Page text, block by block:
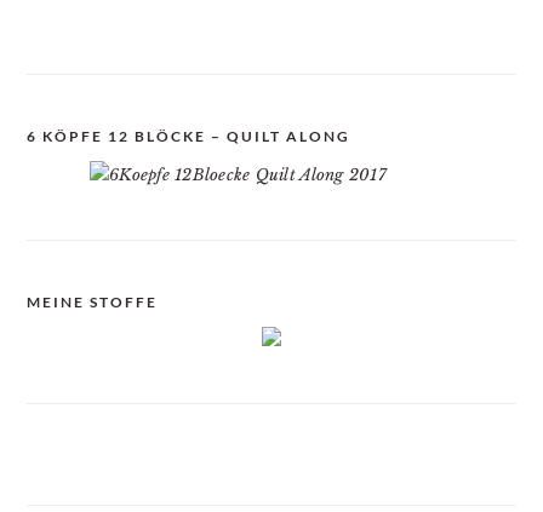
6 KÖPFE 12 BLÖCKE – QUILT ALONG
MEINE STOFFE